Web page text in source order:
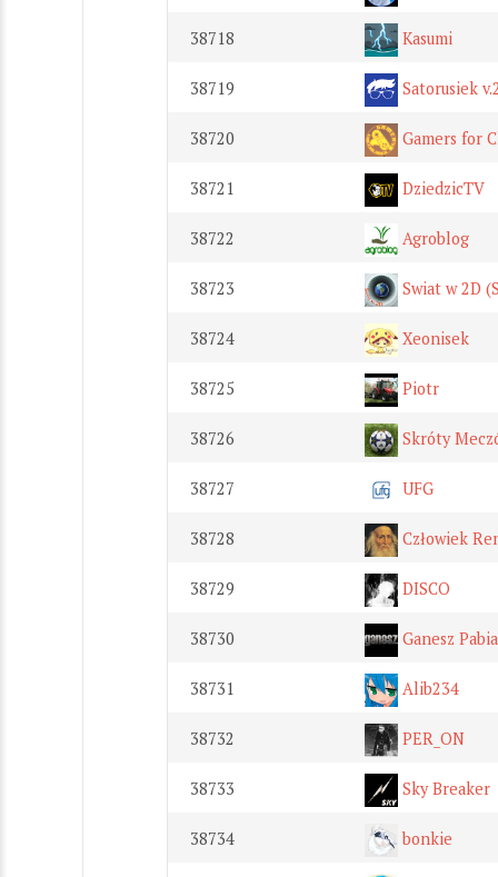
38718 Kasumi
38719 Satorusiek
38720 Gamers for
38721 DziedzicTV
38722 Agroblog
38723 Swiat w 2D
38724 Xeonisek
38725 Piotr
38726 Skróty
38727 UFG
38728 Człowiek
38729 DISCO
38730 Ganesz
38731 Alib234
38732 PER_ON
38733 Sky Breaker
38734 bonkie